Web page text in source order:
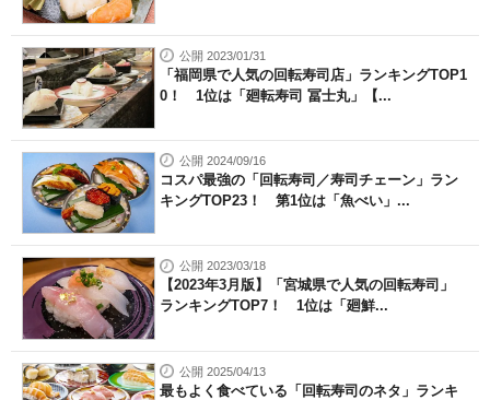
公開 2023/01/31
「福岡県で人気の回転寿司店」ランキングTOP1
0！ 1位は「廻転寿司 冨士丸」【...
公開 2024/09/16
コスパ最強の「回転寿司／寿司チェーン」ラン
キングTOP23！ 第1位は「魚べい」...
公開 2023/03/18
【2023年3月版】「宮城県で人気の回転寿司」
ランキングTOP7！ 1位は「廻鮮...
公開 2025/04/13
最もよく食べている「回転寿司のネタ」ランキ